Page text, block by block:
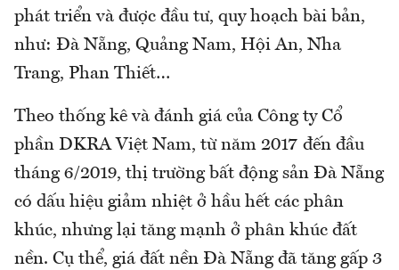
phát triển và được đầu tư, quy hoạch bài bản,
như: Đà Nẵng, Quảng Nam, Hội An, Nha
Trang, Phan Thiết…
Theo thống kê và đánh giá của Công ty Cổ
phần DKRA Việt Nam, từ năm 2017 đến đầu
tháng 6/2019, thị trường bất động sản Đà Nẵng
có dấu hiệu giảm nhiệt ở hầu hết các phân
khúc, nhưng lại tăng mạnh ở phân khúc đất
nền. Cụ thể, giá đất nền Đà Nẵng đã tăng gấp 3